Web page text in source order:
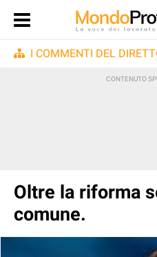
I COMMENTI DEL
Oltre la riforma
comune.